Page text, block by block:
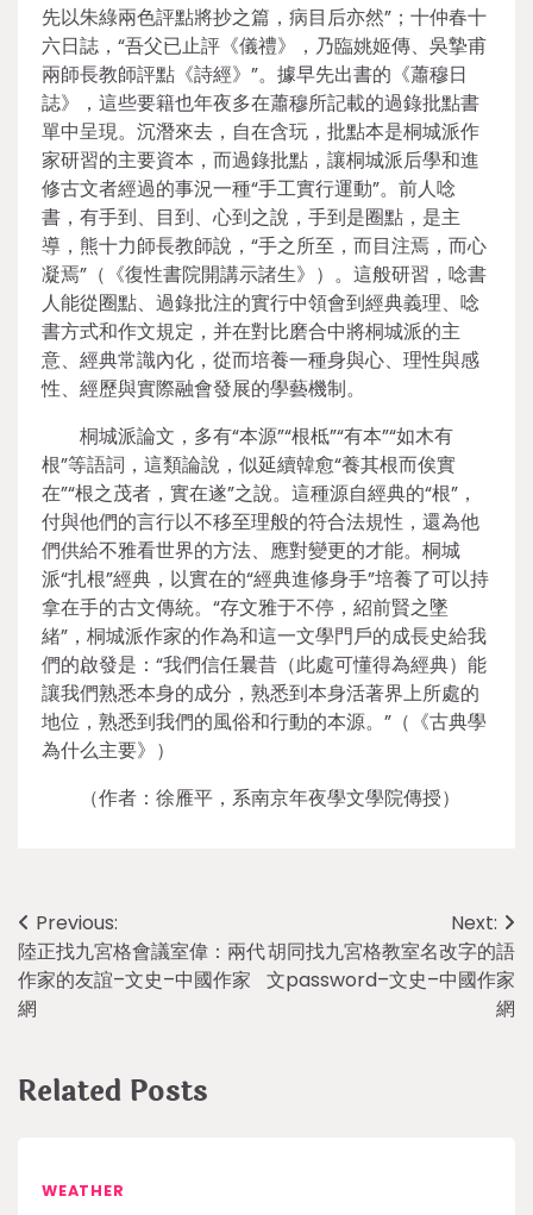
先以朱綠兩色評點將抄之篇，病目后亦然”；十仲春十
六日誌，“吾父已止評《儀禮》，乃臨姚姬傳、吳摯甫
兩師長教師評點《詩經》”。據早先出書的《蕭穆日
誌》，這些要籍也年夜多在蕭穆所記載的過錄批點書
單中呈現。沉潛來去，自在含玩，批點本是桐城派作
家研習的主要資本，而過錄批點，讓桐城派后學和進
修古文者經過的事況一種“手工實行運動”。前人唸
書，有手到、目到、心到之說，手到是圈點，是主
導，熊十力師長教師說，“手之所至，而目注焉，而心
凝焉”（《復性書院開講示諸生》）。這般研習，唸書
人能從圈點、過錄批注的實行中領會到經典義理、唸
書方式和作文規定，并在對比磨合中將桐城派的主
意、經典常識內化，從而培養一種身與心、理性與感
性、經歷與實際融會發展的學藝機制。
桐城派論文，多有“本源”“根柢”“有本”“如木有
根”等語詞，這類論說，似延續韓愈“養其根而俟實
在”“根之茂者，實在遂”之說。這種源自經典的“根”，
付與他們的言行以不移至理般的符合法規性，還為他
們供給不雅看世界的方法、應對變更的才能。桐城
派“扎根”經典，以實在的“經典進修身手”培養了可以持
拿在手的古文傳統。“存文雅于不停，紹前賢之墜
緒”，桐城派作家的作為和這一文學門戶的成長史給我
們的啟發是：“我們信任曩昔（此處可懂得為經典）能
讓我們熟悉本身的成分，熟悉到本身活著界上所處的
地位，熟悉到我們的風俗和行動的本源。”（《古典學
為什么主要》）
（作者：徐雁平，系南京年夜學文學院傳授）
Post
navigation
Previous:
陸正找九宮格會議室偉：兩代
作家的友誼–文史–中國作家
網
Next:
胡同找九宮格教室名改字的語
文password–文史–中國作家
網
Related Posts
WEATHER